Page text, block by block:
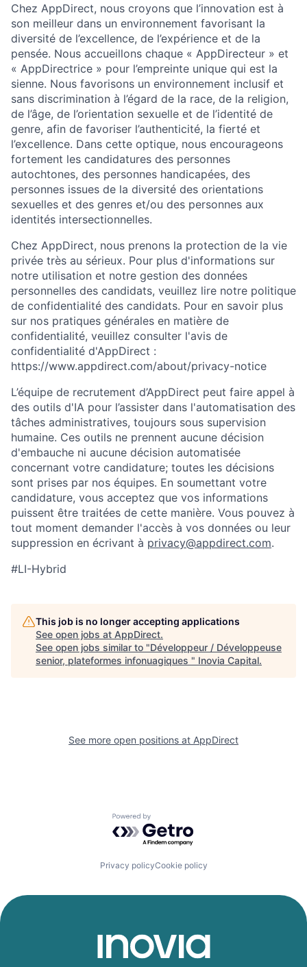
Chez AppDirect, nous croyons que l’innovation est à
son meilleur dans un environnement favorisant la
diversité de l’excellence, de l’expérience et de la
pensée. Nous accueillons chaque « AppDirecteur » et
« AppDirectrice » pour l’empreinte unique qui est la
sienne. Nous favorisons un environnement inclusif et
sans discrimination à l’égard de la race, de la religion,
de l’âge, de l’orientation sexuelle et de l’identité de
genre, afin de favoriser l’authenticité, la fierté et
l’excellence. Dans cette optique, nous encourageons
fortement les candidatures des personnes
autochtones, des personnes handicapées, des
personnes issues de la diversité des orientations
sexuelles et des genres et/ou des personnes aux
identités intersectionnelles.
Chez AppDirect, nous prenons la protection de la vie
privée très au sérieux. Pour plus d'informations sur
notre utilisation et notre gestion des données
personnelles des candidats, veuillez lire notre politique
de confidentialité des candidats. Pour en savoir plus
sur nos pratiques générales en matière de
confidentialité, veuillez consulter l'avis de
confidentialité d'AppDirect :
https://www.appdirect.com/about/privacy-notice
L’équipe de recrutement d’AppDirect peut faire appel à
des outils d'IA pour l’assister dans l'automatisation des
tâches administratives, toujours sous supervision
humaine. Ces outils ne prennent aucune décision
d'embauche ni aucune décision automatisée
concernant votre candidature; toutes les décisions
sont prises par nos équipes. En soumettant votre
candidature, vous acceptez que vos informations
puissent être traitées de cette manière. Vous pouvez à
tout moment demander l'accès à vos données ou leur
suppression en écrivant à privacy@appdirect.com.
#LI-Hybrid
This job is no longer accepting applications
See open jobs at AppDirect.
See open jobs similar to "Développeur / Développeuse
senior, plateformes infonuagiques " Inovia Capital.
See more open positions at AppDirect
Powered by Getro.com
Privacy policyCookie policy